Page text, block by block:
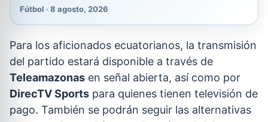
Fútbol · 8 agosto, 2026
Para los aficionados ecuatorianos, la transmisión
del partido estará disponible a través de
Teleamazonas en señal abierta, así como por
DirecTV Sports para quienes tienen televisión de
pago. También se podrán seguir las alternativas